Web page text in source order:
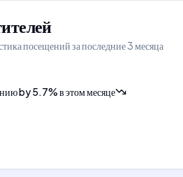
посещений за последние 3 месяца
by5.7%в этом месяце